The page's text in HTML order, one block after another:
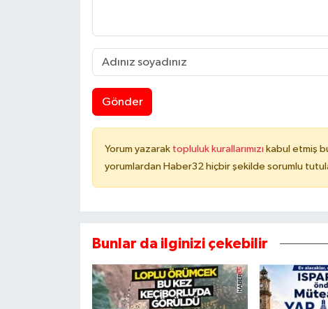
Gönder
Yorum yazarak topluluk kurallarımızı kabul etmiş
yorumlardan Haber32 hiçbir şekilde sorumlu
Bunlar da ilginizi çekebilir